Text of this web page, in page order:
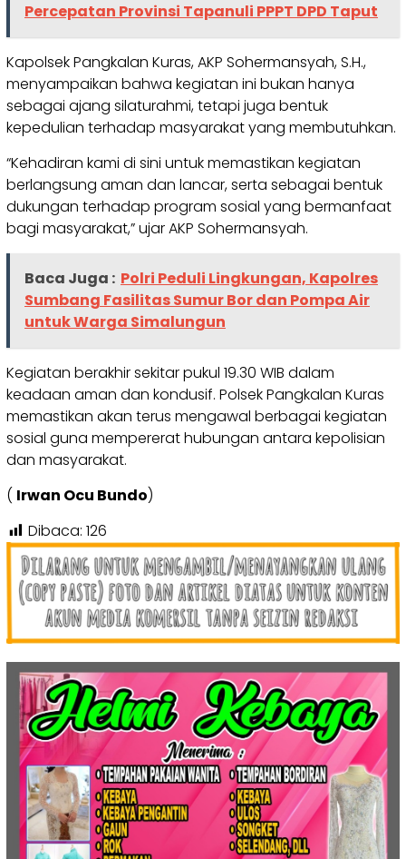
Percepatan Provinsi Tapanuli PPPT DPD Taput
Kapolsek Pangkalan Kuras, AKP Sohermansyah, S.H.,
menyampaikan bahwa kegiatan ini bukan hanya
sebagai ajang silaturahmi, tetapi juga bentuk
kepedulian terhadap masyarakat yang membutuhkan.
“Kehadiran kami di sini untuk memastikan kegiatan
berlangsung aman dan lancar, serta sebagai bentuk
dukungan terhadap program sosial yang bermanfaat
bagi masyarakat,” ujar AKP Sohermansyah.
Baca Juga : Polri Peduli Lingkungan, Kapolres
Sumbang Fasilitas Sumur Bor dan Pompa Air
untuk Warga Simalungun
Kegiatan berakhir sekitar pukul 19.30 WIB dalam
keadaan aman dan kondusif. Polsek Pangkalan Kuras
memastikan akan terus mengawal berbagai kegiatan
sosial guna mempererat hubungan antara kepolisian
dan masyarakat.
( Irwan Ocu Bundo)
Dibaca: 126